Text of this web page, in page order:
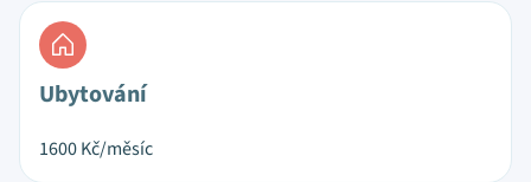
Ubytování
1600Kč/měsíc